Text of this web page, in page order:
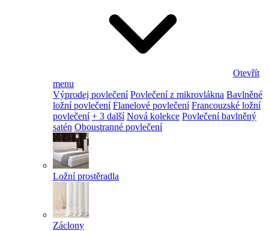
Otevřít
menu
Výprodej povlečení Povlečení z mikrovlákna Bavlněné
ložní povlečení Flanelové povlečení Francouzské ložní
povlečení + 3 další Nová kolekce Povlečení bavlněný
satén Oboustranné povlečení
Ložní prostěradla
Záclony